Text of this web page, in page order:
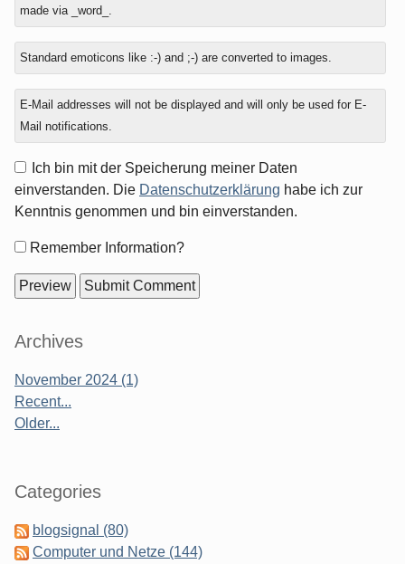
made via _word_.
Standard emoticons like :-) and ;-) are converted to images.
E-Mail addresses will not be displayed and will only be used for E-
Mail notifications.
Ich bin mit der Speicherung meiner Daten
einverstanden. Die Datenschutzerklärung habe ich zur
Kenntnis genommen und bin einverstanden.
FormRemember Information?
Sidebar
Archives
November 2024 (1)
Recent...
Older...
Categories
blogsignal (80)
Computer und Netze (144)